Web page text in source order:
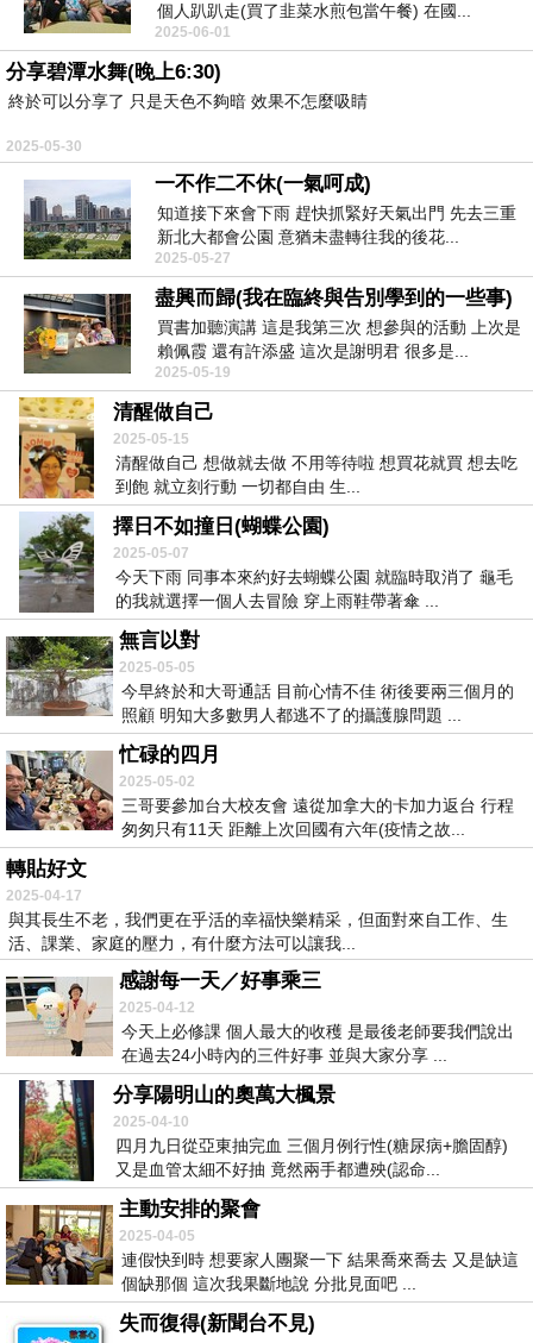
個人趴趴走(買了韭菜水煎包當午餐) 在國...
2025-06-01
分享碧潭水舞(晚上6:30)
終於可以分享了 只是天色不夠暗 效果不怎麼吸睛
2025-05-30
一不作二不休(一氣呵成)
知道接下來會下雨 趕快抓緊好天氣出門 先去三重
新北大都會公園 意猶未盡轉往我的後花...
2025-05-27
盡興而歸(我在臨終與告別學到的一些事)
買書加聽演講 這是我第三次 想參與的活動 上次是
賴佩霞 還有許添盛 這次是謝明君 很多是...
2025-05-19
清醒做自己
2025-05-15
清醒做自己 想做就去做 不用等待啦 想買花就買 想去吃
到飽 就立刻行動 一切都自由 生...
擇日不如撞日(蝴蝶公園)
2025-05-07
今天下雨 同事本來約好去蝴蝶公園 就臨時取消了 龜毛
的我就選擇一個人去冒險 穿上雨鞋帶著傘 ...
無言以對
2025-05-05
今早終於和大哥通話 目前心情不佳 術後要兩三個月的
照顧 明知大多數男人都逃不了的攝護腺問題 ...
忙碌的四月
2025-05-02
三哥要參加台大校友會 遠從加拿大的卡加力返台 行程
匆匆只有11天 距離上次回國有六年(疫情之故...
轉貼好文
2025-04-17
與其長生不老，我們更在乎活的幸福快樂精采，但面對來自工作、生
活、課業、家庭的壓力，有什麼方法可以讓我...
感謝每一天／好事乘三
2025-04-12
今天上必修課 個人最大的收穫 是最後老師要我們說出
在過去24小時內的三件好事 並與大家分享 ...
分享陽明山的奧萬大楓景
2025-04-10
四月九日從亞東抽完血 三個月例行性(糖尿病+膽固醇)
又是血管太細不好抽 竟然兩手都遭殃(認命...
主動安排的聚會
2025-04-05
連假快到時 想要家人團聚一下 結果喬來喬去 又是缺這
個缺那個 這次我果斷地說 分批見面吧 ...
失而復得(新聞台不見)